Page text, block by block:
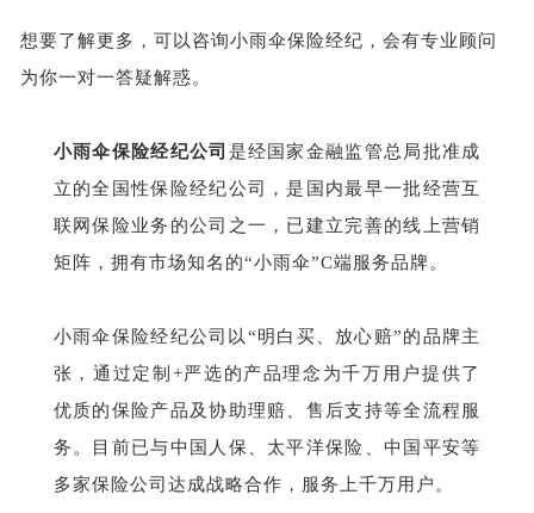
想要了解更多，可以咨询小雨伞保险经纪，会有专业顾问
为你一对一答疑解惑。
小雨伞保险经纪公司 是经国家金融监管总局批准成
立的全国性保险经纪公司，是国内最早一批经营互
联网保险业务的公司之一，已建立完善的线上营销
矩阵，拥有市场知名的“小雨伞”C端服务品牌。
小雨伞保险经纪公司以 “明白买、放心赔”的品牌主
张，通过定制+严选的产品理念为千万用户提供了
优质的保险产品及协助理赔、售后支持等全流程服
务。目前已与中国人保、太平洋保险、中国平安等
多家保险公司达成战略合作，服务上千万用户。